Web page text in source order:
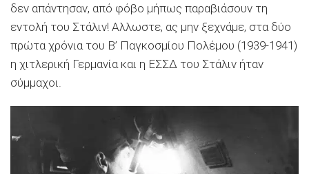
δεν απάντησαν, από φόβο μήπως παραβιάσουν τη
εντολή του Στάλιν! Αλλωστε, ας μην ξεχνάμε, στα δύο
πρώτα χρόνια του Β’ Παγκοσμίου Πολέμου (1939-1941)
η χιτλερική Γερμανία και η ΕΣΣΔ του Στάλιν ήταν
σύμμαχοι.